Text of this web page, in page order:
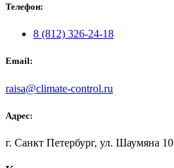
Телефон:
8 (812) 326-24-18
Email:
raisa@climate-control.ru
Адрес:
г. Санкт Петербург, ул. Шаумяна 10